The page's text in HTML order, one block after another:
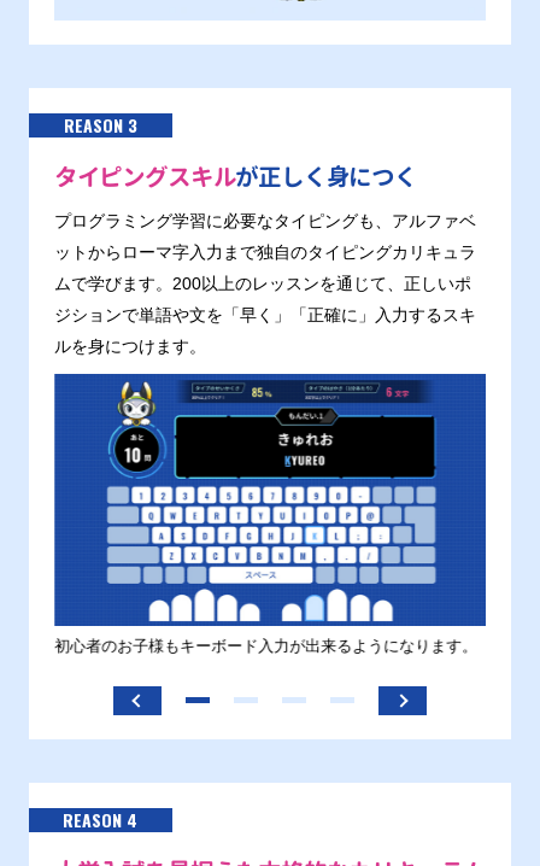
REASON 3
タイピングスキルが正しく身につく
プログラミング学習に必要なタイピングも、アルファベ
ットからローマ字入力まで独自のタイピングカリキュラ
ムで学びます。200以上のレッスンを通じて、正しいポ
ジションで単語や文を「早く」「正確に」入力するスキ
ルを身につけます。
初心者のお子様もキーボード入力が出来るようになります。
REASON 4